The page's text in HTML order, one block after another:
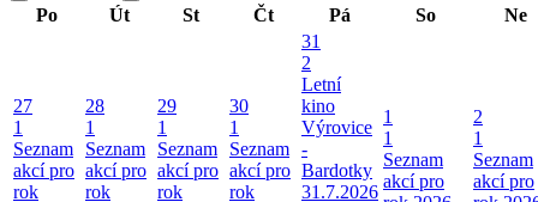
Po
Út St Čt Pá So Ne
27
1
Seznam
akcí pro
rok
28
1
Seznam
akcí pro
rok
29
1
Seznam
akcí pro
rok
30
1
Seznam
akcí pro
rok
31
2
Letní
kino
Výrovice
-
Bardotky
31.7.2026
1
1
Seznam
akcí pro
2
1
Seznam
akcí pro